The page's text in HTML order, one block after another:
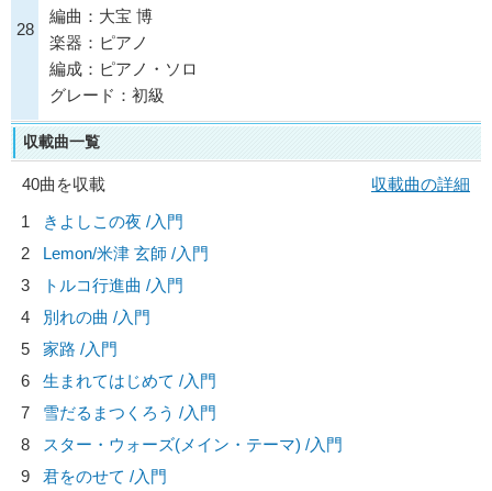
28
編曲：大宝 博
楽器：ピアノ
編成：ピアノ・ソロ
グレード：初級
収載曲一覧
40曲を収載
収載曲の詳細
1
きよしこの夜 /入門
2
Lemon/米津 玄師 /入門
3
トルコ行進曲 /入門
4
別れの曲 /入門
5
家路 /入門
6
生まれてはじめて /入門
7
雪だるまつくろう /入門
8
スター・ウォーズ(メイン・テーマ) /入門
9
君をのせて /入門